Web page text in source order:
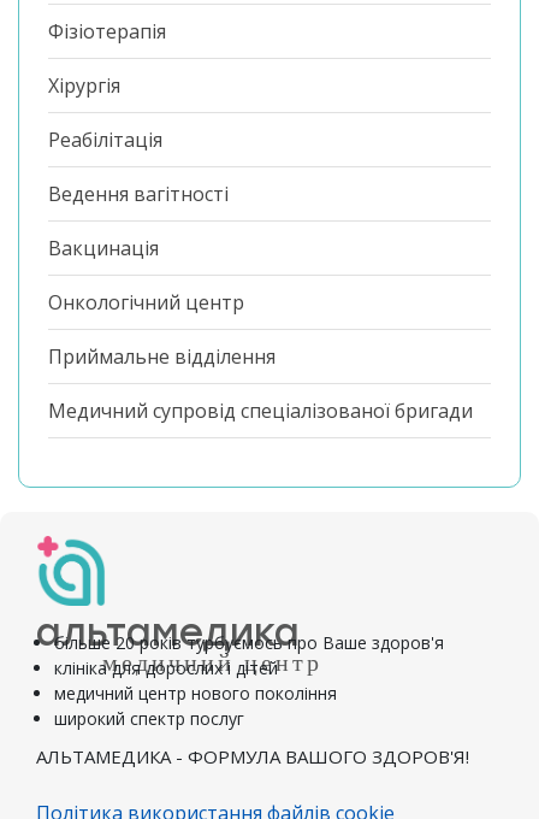
Фізіотерапія
Хірургія
Реабілітація
Ведення вагітності
Вакцинація
Онкологічний центр
Приймальне відділення
Медичний супровід спеціалізованої бригади
альтамедика
медичний центр
більше 20 років турбуємось про Ваше здоров'я
клініка для дорослих і дітей
медичний центр нового покоління
широкий спектр послуг
АЛЬТАМЕДИКА - ФОРМУЛА ВАШОГО ЗДОРОВ'Я!
Політика використання файлів cookie